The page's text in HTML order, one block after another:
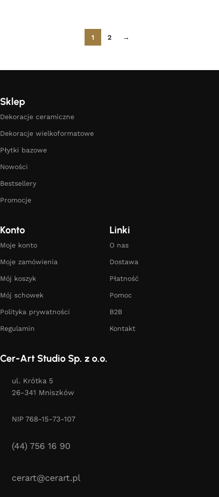
1 2 →
Sklep
Dekoracje ceramiczne
Dekoracje wielkoformatowe
Płytki bazowe
Nowości
Bestsellery
Promocje
Konto
Moje konto
Moje zamówienia
Mój koszyk
Mój schowek
Polityka prywatności
Regulamin
Linki
O nas
Dostawa
Płatność
Pomoc
B2B
Kontakt
Cer-Art Studio Sp. z o.o.
ul. Krótka 5
26-341 Mniszków
NIP 768-15-73-107
(44) 756 16 90
cerart@cerart.pl